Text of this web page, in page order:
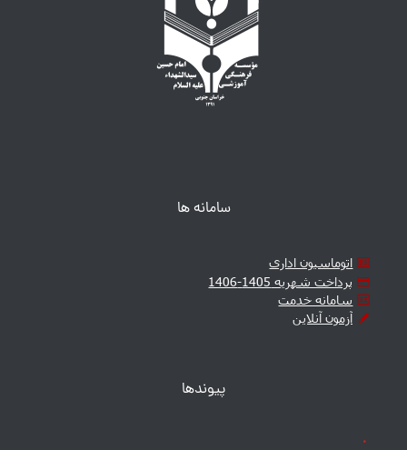
سامانه ها
اتوماسیون اداری
پرداخت شهریه 1405-1406
سامانه خدمت
آزمون آنلاین
پیوندها